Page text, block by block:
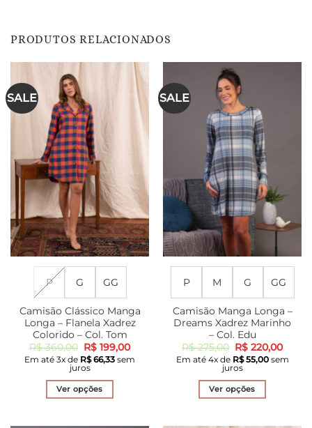
PRODUTOS RELACIONADOS
SALE
P G GG
Camisão Clássico Manga
Longa – Flanela Xadrez
Colorido – Col. Tom
R$360,00 O
preço
original
era:
R$ 360,00.
R$ 199,00O
preço
atual
Em até 3x de R$66,33 sem
juros
Ver opções
SALE
P M G GG
Camisão Manga Longa –
Dreams Xadrez Marinho
– Col. Edu
R$275,00 O
preço
original
era:
R$ 275,00.
R$ 220,00O
preço
atual
Em até 4x de R$55,00sem
juros
Ver opções